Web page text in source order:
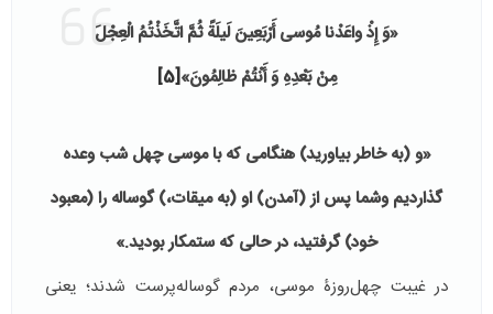
«وَ إِذْ واعَدْنا مُوسى‌ أَرْبَعِینَ لَیلَةً ثُمَّ اتَّخَذْتُمُ الْعِجْلَ
مِنْ بَعْدِهِ وَ أَنْتُمْ ظالِمُونَ‌»[5]
«و (به خاطر بیاورید) هنگامى كه با موسى چهل شب وعده
گذاردیم وشما پس از (آمدن) او (به میقات،) گوساله را (معبود
خود) گرفتید، در حالى كه ستمكار بودید.
»
در غیبت چهل‌روزۀ موسی، مردم گوساله‌پرست شدند؛ یعنی